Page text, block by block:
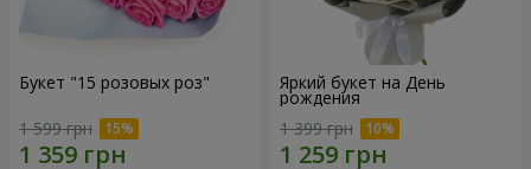
Букет "15 розовых роз"
1 599 грн
Яркий букет на День
рождения
1 399 грн